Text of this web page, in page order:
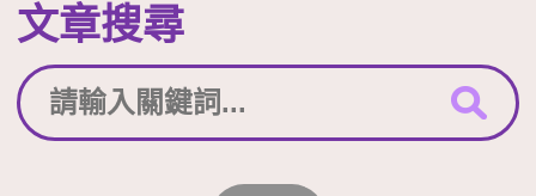
文章搜尋